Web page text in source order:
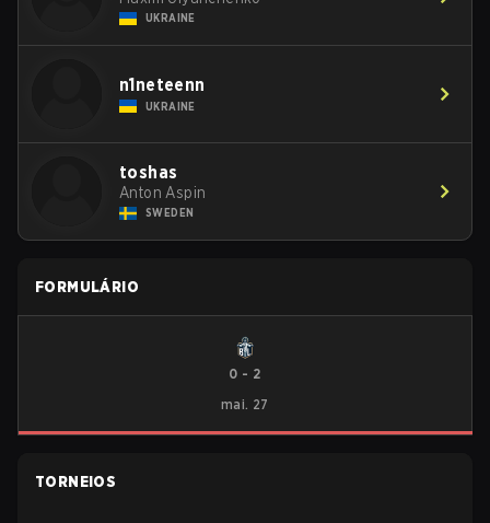
UKRAINE
n1neteenn
UKRAINE
toshas
Anton Aspin
SWEDEN
FORMULÁRIO
0 - 2
mai. 27
TORNEIOS